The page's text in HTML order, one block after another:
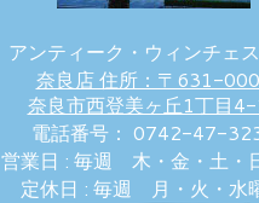
アンティーク・ウィンチェ
奈良店 住所：〒631-
奈良市西登美ヶ丘1丁目
電話番号： 0742-47-
営業日 : 毎週 木・金・土・
定休日 : 毎週 月・火・水